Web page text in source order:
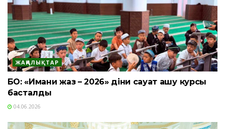
ЖАҢАЛЫҚТАР
БҚО: «Имани жаз – 2026» діни сауат ашу курсы
басталды
04.06.2026